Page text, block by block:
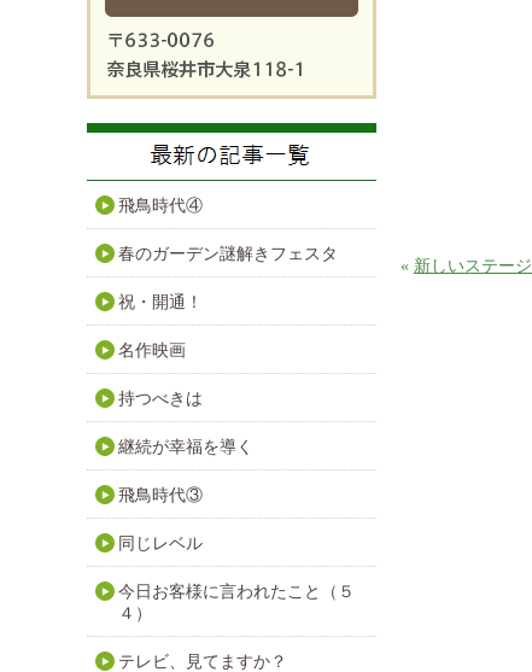
« 新しいステージ
飛鳥時代④
春のガーデン謎解きフェスタ
祝・開通！
名作映画
持つべきは
継続が幸福を導く
飛鳥時代③
同じレベル
今日お客様に言われたこと（５
４）
テレビ、見てますか？